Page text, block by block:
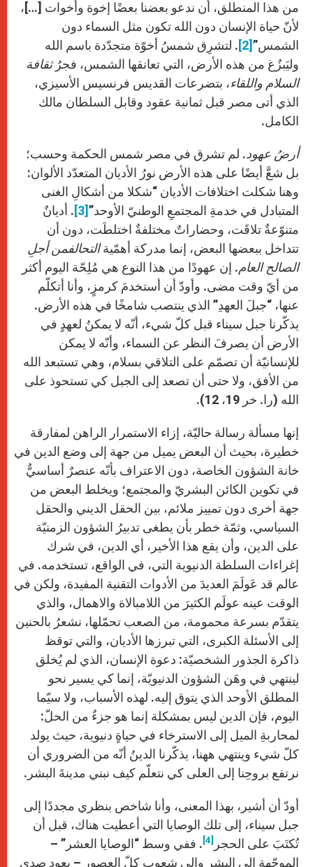
من هذا المنطلق، أن ندعو بعضنا بعضًا إخوة وأخوات […]،
لأنّ حياة الإنسان دون الله تكون مثل السماء دون
الشمس”‎[2]. لتشرِق شمسُ أخوّة متجدّدة باسم الله
وليَبزُغ من هذه الأرض، التي تعانقها الشمس، فجرُثقافة
السلام واللقاء، بتضرعات القديس فرنسيس الأسيزي،
الذي أتى مصر قبل ثمانية عقود وقابل السلطان مالك
الكامل.
أرضُ عهود. لم تشرق في مصر شمس الحكمة وحسب؛
بل شعَّ أيضًا على هذه الأرض نورُ الأديان المتعدّد الألوان:
وهنا شكلت اختلافات الأديان “شكلا من أشكالِ الغنى
المتبادل في خدمةِ المجتمعِ الوطنيّ الأوحد”[3]
. أديانٌ
متنوّعةٌ تلاقَت، وحضاراتٌ مختلفةٌ اختلطَت، دون أن
تتداخل ببعضها البعض، إنما مدركة أهمّيةالتحالفمن أجلِ
الصالح العام. إن عهودًا من هذا النوع هي مُلِحّة اليوم أكثر
من أيّ وقت مضى. وأودّ أن أستخدمَ كرمزٍ، وأنا أتكلّم
عنها، “جبلَ العهدِ” الذي ينتصب شامخًا في هذه الأرض.
يذكّرنا جبل سيناء قبل كلّ شيء، أنّه لا يمكنُ لعهدٍ في
الأرض أن يصرفَ النظر عن السماء، وأنّه لا يمكن
للإنسانيّة أن تصمّم على التلاقي بسلام، وهي تستبعد الله
من الأفق، ولا حتى أن تصعد إلى الجبل كي تستحوذ على
الله (را. خر 19، 12).
إنها مسألة رسالة حاليّة، إزاء الاستمرار الراهن لمفارقة
خطيرة، بحيث أن البعض يميل من جهة إلى وضع الدين في
خانة الشؤون الخاصة، دون الاعتراف بأنّه عنصرٌ أساسيٌّ
في تكوين الكائن البشريّ والمجتمع؛ ويخلط البعض من
جهة أخرى دون تمييز ملائم، بين الحقل الديني والحقل
السياسي. وثمّة خطر بأن يطغى تدبيرُ الشؤون الزمنيّة
على الدين، وأن يقع هذا الأخير، أي الدين، في شرك
إغراءات السلطة الدنيوية التي، في الواقع، تستخدمه. في
عالم قد عَولَمَ العديدَ من الأدوات التقنية المفيدة، ولكن في
الوقت عينه عولَم الكثيرَ من اللامبالاة والاهمال، والذي
يتقدّم بسرعة محمومة، من الصعب تحمّلها، نشعرُ بالحنين
إلى الأسئلة الكبرى، التي تبرزها الأديان، والتي توقظ
ذاكرة الجذور الشخصيّة: دعوة الإنسان، الذي لم يُخلق
لينتهي في وهَن الشؤون الدنيويّة، إنما كي يسير نحو
المطلق الأوحد الذي يتوق إليه. لهذه الأسباب، ولا سيّما
اليوم، فإن الدين ليس بمشكلة إنما هو جزءٌ من الحلّ:
لمحاربةِ الميل إلى الاسترخاء في حياةٍ دنيوية، حيث يولد
كلّ شيء وينتهي ههنا، يذكّرنا الدينُ أنّه من الضروري أن
نرتفع بروحِنا إلى العلى كي نتعلّم كيف نبني مدينةَ البشر.
أودّ أن أشير، بهذا المعنى، وأنا شاخص بنظري مجددًا إلى
جبل سيناء، إلى تلك الوصايا التي أعطيت هناك، قبل أن
تُكتَبَ على الحجر [4]
. ففي وسط “الوصايا العشر” –
الموجّهة إلى البشر وإلى شعوب كلّ العصور – يعود صدى